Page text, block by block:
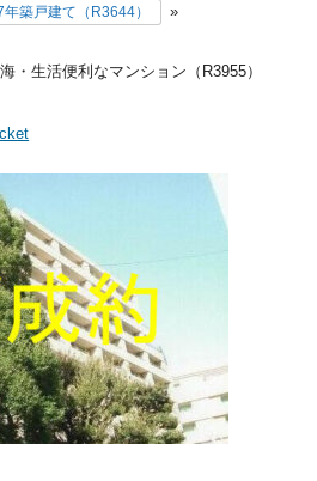
築戸建て（R3644）
»
・生活便利なマンション（R3955）